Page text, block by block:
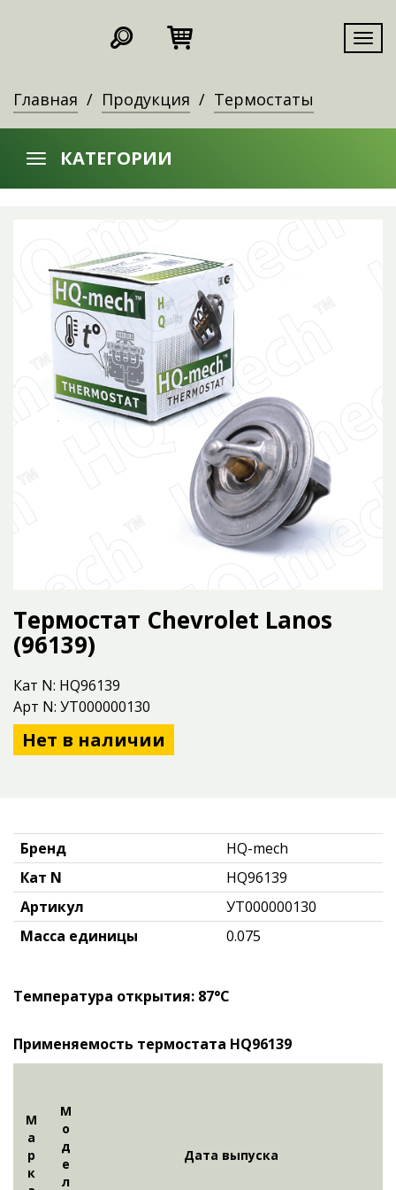
Главная Продукция Термостаты
КАТЕГОРИИ
Термостат Chevrolet Lanos
(96139)
Кат N: HQ96139
Арт N: УТ000000130
Нет в наличии
Бренд
HQ-mech
Кат N
HQ96139
Артикул
УТ000000130
Масса единицы
0.075
Температура открытия: 87°С
Применяемость термостата HQ96139
М
а
р
к
М
о
д
е
л
Дата выпуска